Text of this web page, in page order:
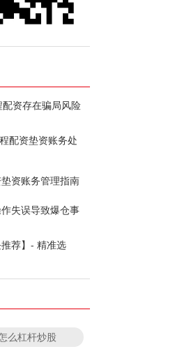
资存在骗局风险
配资垫资账务处
资账务管理指南
失误导致爆仓事
荐】- 精准选
么杠杆炒股